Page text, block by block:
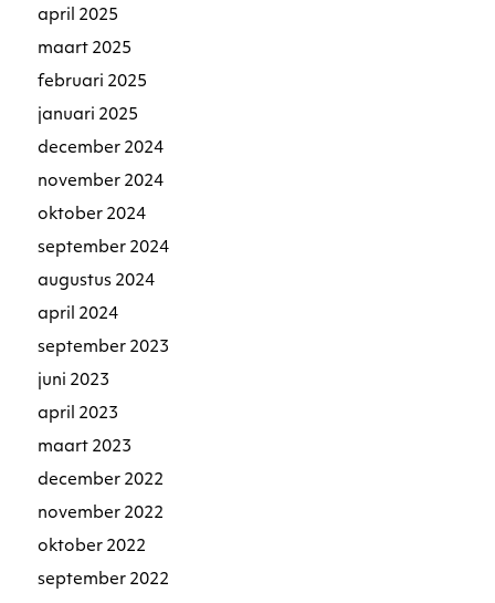
april 2025
maart 2025
februari 2025
januari 2025
december 2024
november 2024
oktober 2024
september 2024
augustus 2024
april 2024
september 2023
juni 2023
april 2023
maart 2023
december 2022
november 2022
oktober 2022
september 2022